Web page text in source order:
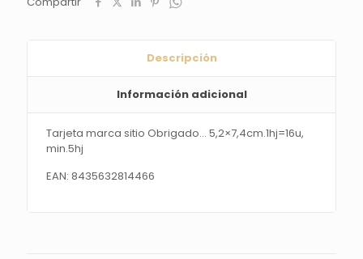
Descripción
Información adicional
Tarjeta marca sitio Obrigado… 5,2×7,4cm.1hj=16u,
min.5hj
EAN: 8435632814466